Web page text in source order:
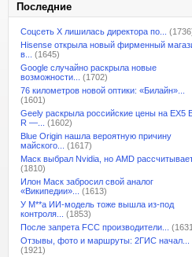
Последние
Соцсеть X лишилась директора по...
Hisense открыла новый фирменный
в...
(1645)
Google случайно раскрыла новые
возможности...
(1702)
76 километров новой оптики: «Билайн»...
(1601)
Geely раскрыла российские цены на EX5
R —...
(1602)
Blue Origin нашла вероятную причину
майского...
(1617)
Маск выбрал Nvidia, но AMD
(1810)
Илон Маск забросил свой аналог
«Википедии»...
(1613)
У M**a ИИ-модель тоже вышла из-под
контроля...
(1853)
После запрета FCC производители...
Отзывы, фото и маршруты: 2ГИС начал...
(1921)